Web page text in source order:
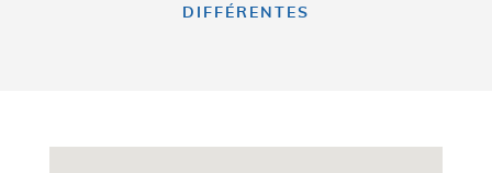
DIFFÉRENTES